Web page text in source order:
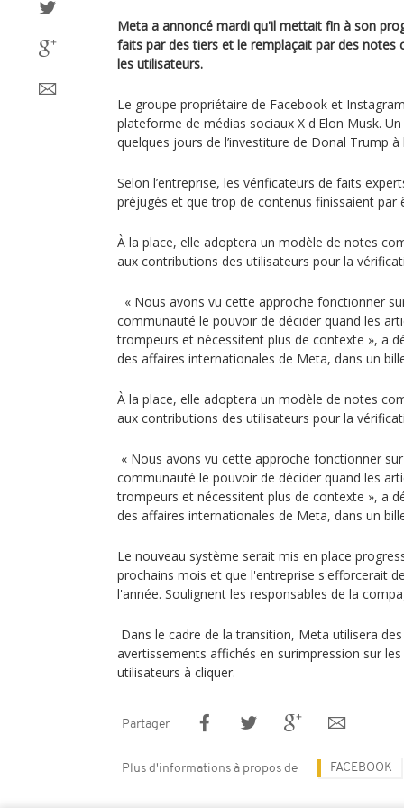
Meta a annoncé mardi qu'il mettait fin à son
faits par des tiers et le remplaçait par des notes
les utilisateurs.
Le groupe propriétaire de Facebook et
plateforme de médias sociaux X d'Elon Musk.
quelques jours de l’investiture de Donal Trump
Selon l’entreprise, les vérificateurs de faits
préjugés et que trop de contenus finissaient par
À la place, elle adoptera un modèle de notes
aux contributions des utilisateurs pour la
« Nous avons vu cette approche fonctionner
communauté le pouvoir de décider quand les
trompeurs et nécessitent plus de contexte », a
des affaires internationales de Meta, dans un
À la place, elle adoptera un modèle de notes
aux contributions des utilisateurs pour la
« Nous avons vu cette approche fonctionner
communauté le pouvoir de décider quand les
trompeurs et nécessitent plus de contexte », a
des affaires internationales de Meta, dans un
Le nouveau système serait mis en place
prochains mois et que l'entreprise s'efforcerait
l'année. Soulignent les responsables de la
Dans le cadre de la transition, Meta utilisera
avertissements affichés en surimpression sur
utilisateurs à cliquer.
Partager
Plus d'informations à propos de FACEBOOK